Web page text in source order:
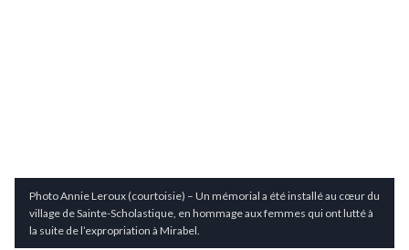
Photo Annie Leroux (courtoisie) – Un mémorial a été installé au cœur du
village de Sainte-Scholastique, en hommage aux femmes qui ont lutté à
la suite de l’expropriation à Mirabel.